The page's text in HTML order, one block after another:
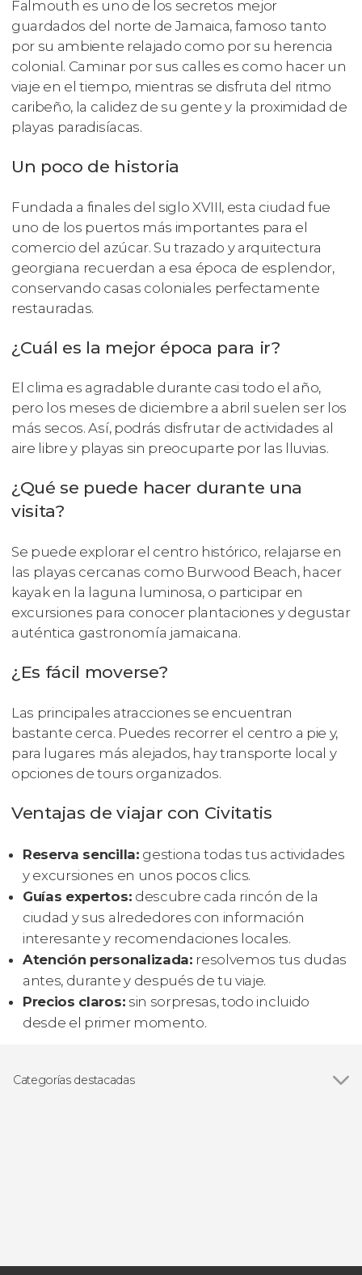
Falmouth es uno de los secretos mejor
guardados del norte de Jamaica, famoso tanto
por su ambiente relajado como por su herencia
colonial. Caminar por sus calles es como hacer un
viaje en el tiempo, mientras se disfruta del ritmo
caribeño, la calidez de su gente y la proximidad de
playas paradisíacas.
Un poco de historia
Fundada a finales del siglo XVIII, esta ciudad fue
uno de los puertos más importantes para el
comercio del azúcar. Su trazado y arquitectura
georgiana recuerdan a esa época de esplendor,
conservando casas coloniales perfectamente
restauradas.
¿Cuál es la mejor época para ir?
El clima es agradable durante casi todo el año,
pero los meses de diciembre a abril suelen ser los
más secos. Así, podrás disfrutar de actividades al
aire libre y playas sin preocuparte por las lluvias.
¿Qué se puede hacer durante una
visita?
Se puede explorar el centro histórico, relajarse en
las playas cercanas como Burwood Beach, hacer
kayak en la laguna luminosa, o participar en
excursiones para conocer plantaciones y degustar
auténtica gastronomía jamaicana.
¿Es fácil moverse?
Las principales atracciones se encuentran
bastante cerca. Puedes recorrer el centro a pie y,
para lugares más alejados, hay transporte local y
opciones de tours organizados.
Ventajas de viajar con Civitatis
Reserva sencilla: gestiona todas tus actividades
y excursiones en unos pocos clics.
Guías expertos: descubre cada rincón de la
ciudad y sus alrededores con información
interesante y recomendaciones locales.
Atención personalizada: resolvemos tus dudas
antes, durante y después de tu viaje.
Precios claros: sin sorpresas, todo incluido
desde el primer momento.
Categorías destacadas